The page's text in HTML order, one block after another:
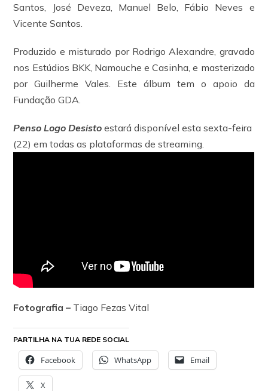
Santos, José Deveza, Manuel Belo, Fábio Neves e
Vicente Santos.
Produzido e misturado por Rodrigo Alexandre, gravado
nos Estúdios BKK, Namouche e Casinha, e masterizado
por Guilherme Vales. Este álbum tem o apoio da
Fundação GDA.
Penso Logo Desisto estará disponível esta sexta-feira
(22) em todas as plataformas de streaming.
Fotografia – Tiago Fezas Vital
PARTILHA NA TUA REDE SOCIAL
Facebook WhatsApp Email
X